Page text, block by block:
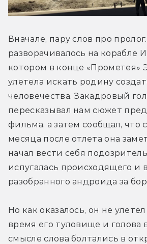
Вначале, пару слов про
разворачивалось на корабле
котором в конце «Прометея»
улетела искать родину
человечества. Закадровый
пересказывал нам сюжет
фильма, а затем сообщал, что
месяца после отлета она
начал вести себя
испугалась происходящего и
разобранного андроида за
Но как оказалось, он не
время его туловище и голова
смысле слова болтались в